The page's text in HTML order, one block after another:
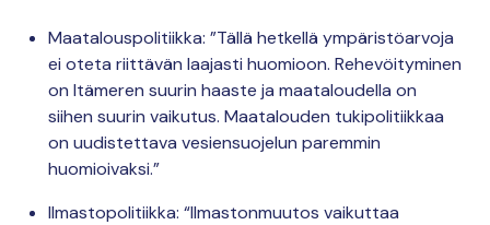
Maatalouspolitiikka: ”Tällä hetkellä ympäristöarvoja
ei oteta riittävän laajasti huomioon. Rehevöityminen
on Itämeren suurin haaste ja maataloudella on
siihen suurin vaikutus. Maatalouden tukipolitiikkaa
on uudistettava vesiensuojelun paremmin
huomioivaksi.”
Ilmastopolitiikka: “Ilmastonmuutos vaikuttaa